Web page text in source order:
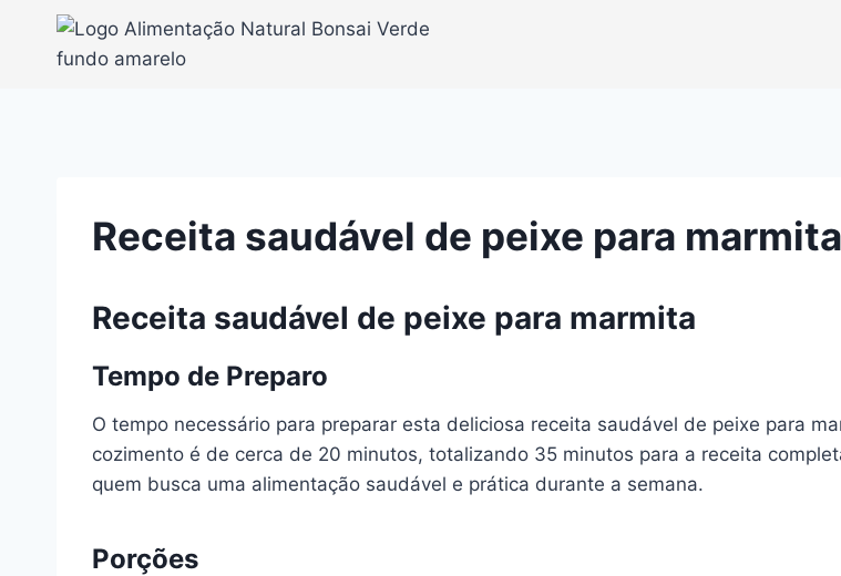
Receita saudável de peixe para marmita
Receita saudável de peixe para marmita
Tempo de Preparo
O tempo necessário para preparar esta deliciosa receita saudável de peixe para
cozimento é de cerca de 20 minutos, totalizando 35 minutos para a receita
quem busca uma alimentação saudável e prática durante a semana.
Porções